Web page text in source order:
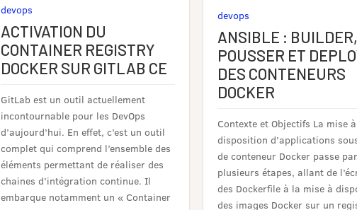
devops
ACTIVATION DU
CONTAINER REGISTRY
DOCKER SUR GITLAB CE
GitLab est un outil actuellement
incontournable pour les DevOps
d’aujourd’hui. En effet, c’est un outil
complet qui comprend l’ensemble des
éléments permettant de réaliser des
chaines d’intégration continue. Il
embarque notamment un « Container
devops
ANSIBLE :
POUSSER ET
DES CONTENEURS
DOCKER
Contexte et Objectifs La mise à
disposition d’applications
de conteneur Docker passe
plusieurs étapes, allant de
des Dockerfile à la mise à
des images Docker sur un